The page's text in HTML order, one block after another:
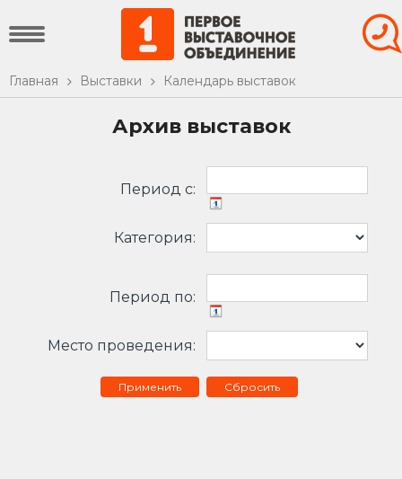
Главная Выставки Календарь выставок
Архив выставок
Период c:
Категория:
Период по:
Место проведения:
Сбросить